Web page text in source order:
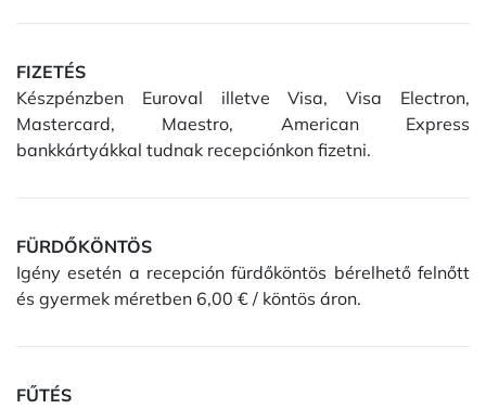
FIZETÉS
Készpénzben Euroval illetve Visa, Visa Electron,
Mastercard, Maestro, American Express
bankkártyákkal tudnak recepciónkon fizetni.
FÜRDŐKÖNTÖS
Igény esetén a recepción fürdőköntös bérelhető felnőtt
és gyermek méretben 6,00 € / köntös áron.
FŰTÉS